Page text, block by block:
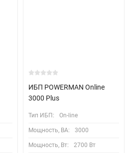
ИБП POWERMAN Online
3000 Plus
Тип ИБП: On-line
Мощность, ВА: 3000
Мощность, Вт: 2700 Вт